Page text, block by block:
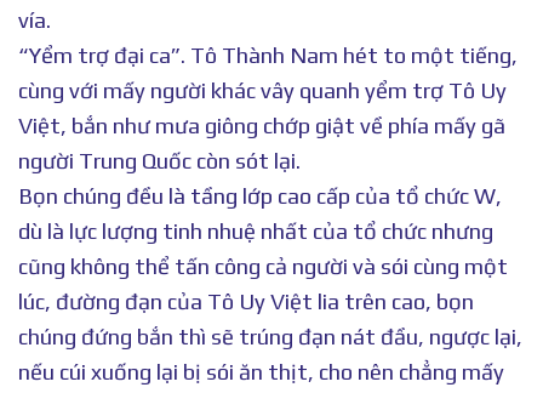
vía.
“Yểm trợ đại ca”. Tô Thành Nam hét to một tiếng,
cùng với mấy người khác vây quanh yểm trợ Tô Uy
Việt, bắn như mưa giông chớp giật về phía mấy gã
người Trung Quốc còn sót lại.
Bọn chúng đều là tầng lớp cao cấp của tổ chức W,
dù là lực lượng tinh nhuệ nhất của tổ chức nhưng
cũng không thể tấn công cả người và sói cùng một
lúc, đường đạn của Tô Uy Việt lia trên cao, bọn
chúng đứng bắn thì sẽ trúng đạn nát đầu, ngược lại,
nếu cúi xuống lại bị sói ăn thịt, cho nên chẳng mấy